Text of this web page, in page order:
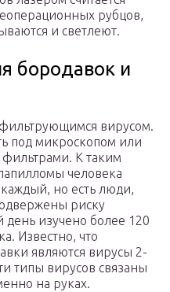
рубцов,
и светлеют.
бородавок и
вирусом.
под микроскопом или
К таким
человека
но есть люди,
риску
изучено более 120
Известно, что
являются вирусы 2-
типы вирусов связаны
на руках.